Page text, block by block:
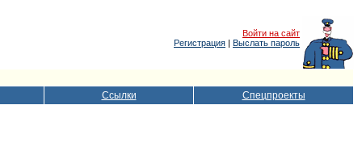
Войти на сайт
Регистрация | Выслать пароль
Ссылки Спецпроекты